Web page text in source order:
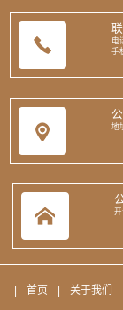
电
手
地
开
首页 关于我们